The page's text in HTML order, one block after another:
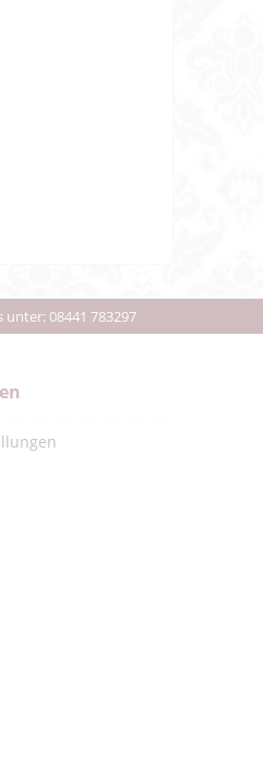
unter: 08441 783297